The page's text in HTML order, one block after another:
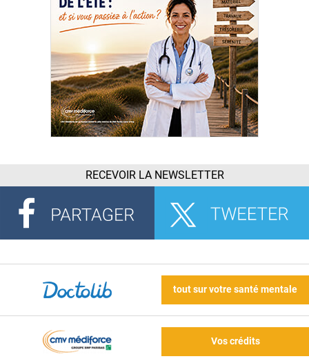
RECEVOIR LA NEWSLETTER
tout sur votre santé mentale
Vos crédits